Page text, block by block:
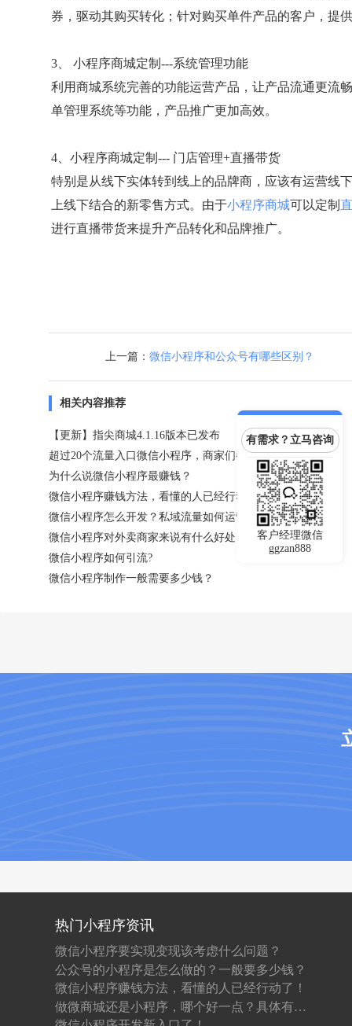
券，驱动其购买转化；针对购买单件产品的客户，提
3、 小程序商城定制---系统管理功能
利用商城系统完善的功能运营产品，让产品流通更流
单管理系统等功能，产品推广更加高效。
4、小程序商城定制--- 门店管理+直播带货
特别是从线下实体转到线上的品牌商，应该有运营线
上线下结合的新零售方式。由于小程序商城可以定制
进行直播带货来提升产品转化和品牌推广。
上一篇： 微信小程序和公众号有哪些区别？
相关内容推荐
【更新】指尖商城4.1.16版本已发布
超过20个流量入口微信小程序，商家们都在抢先入驻！
为什么说微信小程序最赚钱？
微信小程序赚钱方法，看懂的人已经行动了！
微信小程序怎么开发？私域流量如何运营？
微信小程序对外卖商家来说有什么好处？
微信小程序如何引流?
微信小程序制作一般需要多少钱？
有需求？立马咨询
客户经理微信
ggzan888
热门小程序资讯
微信小程序要实现变现该考虑什么问题？
公众号的小程序是怎么做的？一般要多少钱？
微信小程序赚钱方法，看懂的人已经行动了！
做微商城还是小程序，哪个好一点？具体有什么区别？